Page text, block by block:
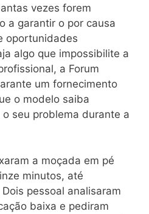
vezes forem
a garantir o por causa
oportunidades
algo que impossibilite a
a Forum
um fornecimento
o modelo saiba
seu problema durante a
a moçada em pé
minutos, até
pessoal analisaram
baixa e pediram